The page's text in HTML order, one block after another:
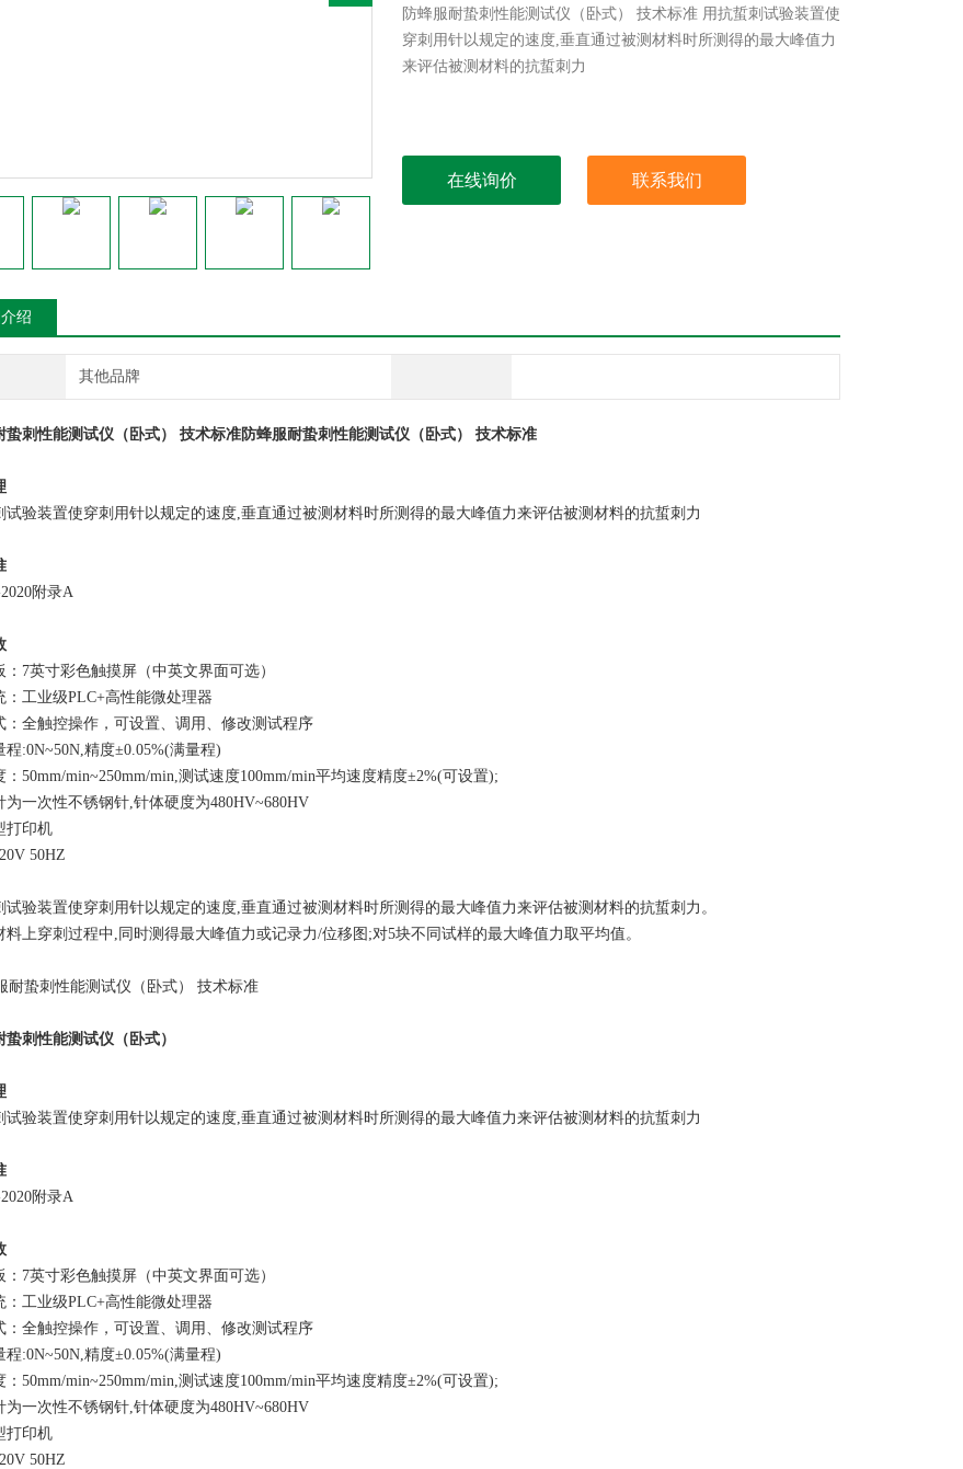
防蜂服耐蛰刺性能测试仪（卧式） 技术标准 用抗蜇刺试验装置使
穿刺用针以规定的速度,垂直通过被测材料时所测得的最大峰值力
来评估被测材料的抗蜇刺力
在线询价 联系我们
绍
其他品牌
蛰刺性能测试仪（卧式） 技术标准防蜂服耐蛰刺性能测试仪（卧式） 技术标准
试验装置使穿刺用针以规定的速度,垂直通过被测材料时所测得的最大峰值力来评估被测材料的抗蜇刺力
附录A
：7英寸彩色触摸屏（中英文界面可选）
：工业级PLC+高性能微处理器
：全触控操作，可设置、调用、修改测试程序
程:0N~50N,精度±0.05%(满量程)
：50mm/min~250mm/min,测试速度100mm/min平均速度精度±2%(可设置);
为一次性不锈钢针,针体硬度为480HV~680HV
打印机
50HZ
试验装置使穿刺用针以规定的速度,垂直通过被测材料时所测得的最大峰值力来评估被测材料的抗蜇刺力。
料上穿刺过程中,同时测得最大峰值力或记录力/位移图;对5块不同试样的最大峰值力取平均值。
蛰刺性能测试仪（卧式）
试验装置使穿刺用针以规定的速度,垂直通过被测材料时所测得的最大峰值力来评估被测材料的抗蜇刺力
附录A
：7英寸彩色触摸屏（中英文界面可选）
：工业级PLC+高性能微处理器
：全触控操作，可设置、调用、修改测试程序
程:0N~50N,精度±0.05%(满量程)
：50mm/min~250mm/min,测试速度100mm/min平均速度精度±2%(可设置);
为一次性不锈钢针,针体硬度为480HV~680HV
打印机
50HZ